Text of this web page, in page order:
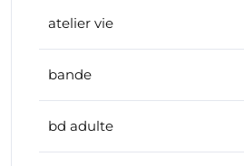
atelier vie
bande
bd adulte